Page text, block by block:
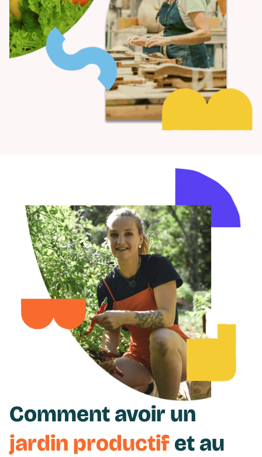
Comment avoir un
jardin productif et au